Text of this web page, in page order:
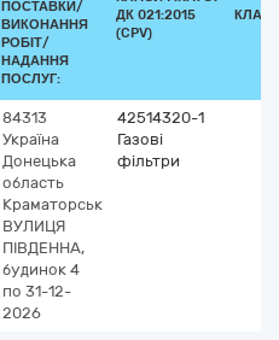
ПОСТАВКИ/
ВИКОНАННЯ
РОБІТ/
НАДАННЯ
ПОСЛУГ:
ДК 021:2015
(CPV)
84313
Україна
Донецька
область
Краматорськ
ВУЛИЦЯ
ПІВДЕННА,
будинок 4
по 31-12-
2026
42514320-1
Газові
фільтри